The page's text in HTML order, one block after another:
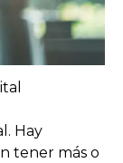
Hay
tener más o